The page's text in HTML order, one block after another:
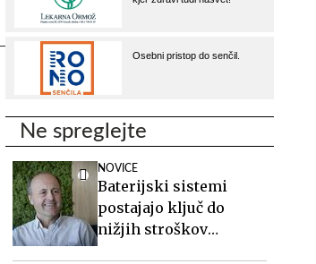
Ne spreglejte
NOVICE
Baterijski sistemi
postajajo ključ do
nižjih stroškov